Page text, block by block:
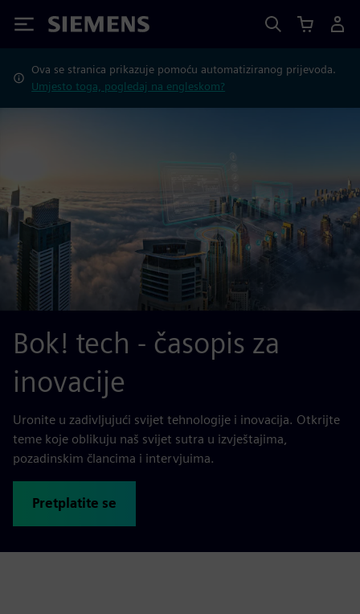
Siemens
Ova se stranica prikazuje pomoću automatiziranog prijevoda.
Umjesto toga, pogledaj na engleskom?
Bok! tech - časopis za
inovacije
Uronite u zadivljujući svijet tehnologije i inovacija. Otkrijte
teme koje oblikuju naš svijet sutra u izvještajima,
pozadinskim člancima i intervjuima.
Pretplatite se